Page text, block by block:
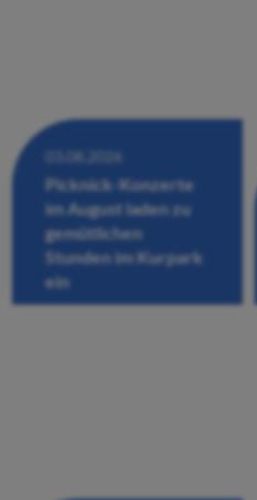
03.08.2026
Picknick-Konzerte
im August laden zu
gemütlichen
Stunden im Kurpark
ein